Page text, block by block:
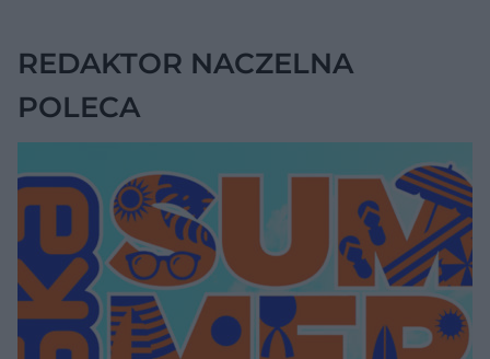
REDAKTOR NACZELNA
POLECA